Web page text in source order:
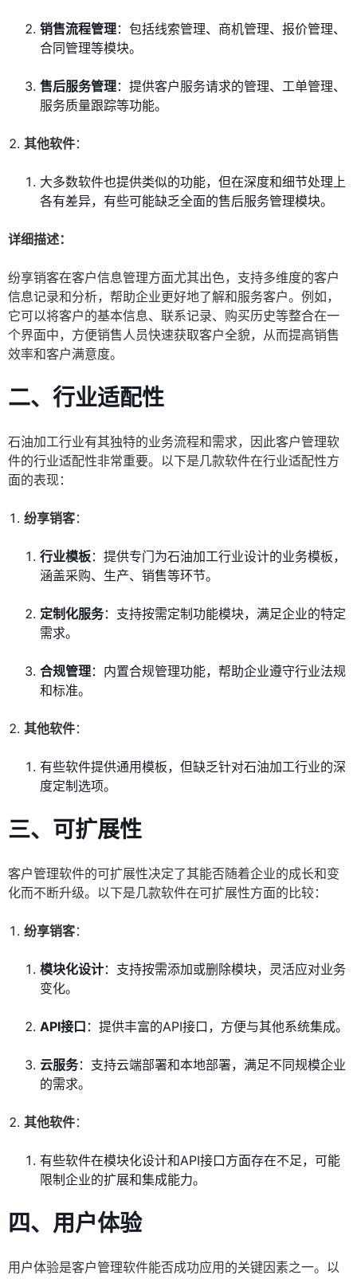
销售流程管理：包括线索管理、商机管理、报价管理、
合同管理等模块。
售后服务管理：提供客户服务请求的管理、工单管理、
服务质量跟踪等功能。
其他软件：
大多数软件也提供类似的功能，但在深度和细节处理上
各有差异，有些可能缺乏全面的售后服务管理模块。
详细描述：
纷享销客在客户信息管理方面尤其出色，支持多维度的客户
信息记录和分析，帮助企业更好地了解和服务客户。例如，
它可以将客户的基本信息、联系记录、购买历史等整合在一
个界面中，方便销售人员快速获取客户全貌，从而提高销售
效率和客户满意度。
二、行业适配性
石油加工行业有其独特的业务流程和需求，因此客户管理软
件的行业适配性非常重要。以下是几款软件在行业适配性方
面的表现：
纷享销客：
行业模板：提供专门为石油加工行业设计的业务模板，
涵盖采购、生产、销售等环节。
定制化服务：支持按需定制功能模块，满足企业的特定
需求。
合规管理：内置合规管理功能，帮助企业遵守行业法规
和标准。
其他软件：
有些软件提供通用模板，但缺乏针对石油加工行业的深
度定制选项。
三、可扩展性
客户管理软件的可扩展性决定了其能否随着企业的成长和变
化而不断升级。以下是几款软件在可扩展性方面的比较：
纷享销客：
模块化设计：支持按需添加或删除模块，灵活应对业务
变化。
API接口 ：提供丰富的API接口，方便与其他系统集成。
云服务：支持云端部署和本地部署，满足不同规模企业
的需求。
其他软件：
有些软件在模块化设计和API接口方面存在不足，可能
限制企业的扩展和集成能力。
四、用户体验
用户体验是客户管理软件能否成功应用的关键因素之一。以